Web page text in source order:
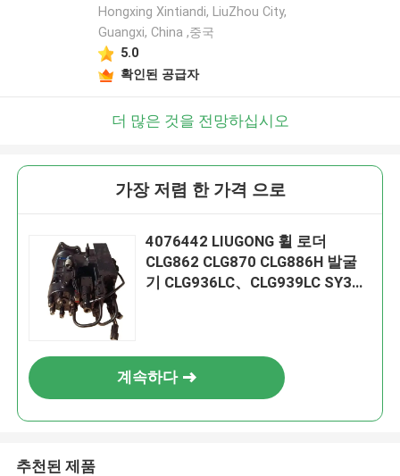
Hongxing Xintiandi, LiuZhou City,
Guangxi, China ,중국
5.0
확인된 공급자
더 많은 것을 전망하십시오
가장 저렴 한 가격 으로
4076442 LIUGONG 휠 로더
CLG862 CLG870 CLG886H 발굴
기 CLG936LC、CLG939LC SY365
계속하다
추천된 제품